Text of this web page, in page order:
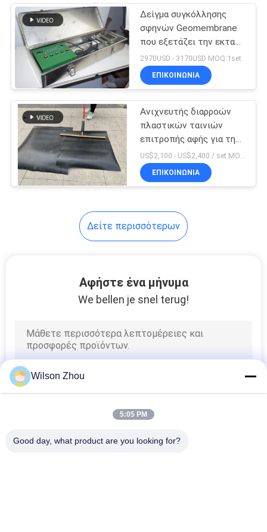
Μηχανή
συγκόλλησης
επεξεργασίας
Πλαστική μηχανή
φύλλων
69
Πλαστική
κάμπτοντας
μηχανή φύλλων
συγκόλλησης
Δείγμα συγκόλλησης
σφηνών Geomembrane
που εξετάζει την εκτατή
πιστοποίηση CE
εξεταστικού εξοπλισμού
230v
2970USD - 3170USD MOQ:1set
ΕΠΙΚΟΙΝΩΝΙΑ
Ανιχνευτής διαρροών
πλαστικών ταινιών
επιτροπής αφής για τη
δοκιμή Geomembrane
ΕΠΙΚΟΙΝΩΝΙΑ
Δείτε περισσότερων
Αφήστε ένα μήνυμα
We bellen je snel terug!
Wilson Zhou
5:05 PM
Good day, what product are you looking for?